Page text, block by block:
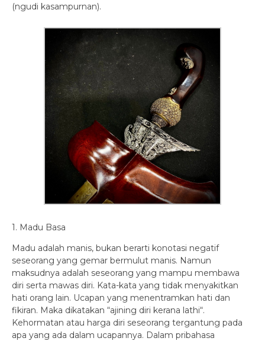
(ngudi kasampurnan).
1. Madu Basa
Madu adalah manis, bukan berarti konotasi negatif
seseorang yang gemar bermulut manis. Namun
maksudnya adalah seseorang yang mampu membawa
diri serta mawas diri. Kata-kata yang tidak menyakitkan
hati orang lain. Ucapan yang menentramkan hati dan
fikiran. Maka dikatakan “ajining diri kerana lathi“.
Kehormatan atau harga diri seseorang tergantung pada
apa yang ada dalam ucapannya. Dalam pribahasa